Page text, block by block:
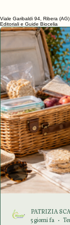
RIBERA – Biocelia
SICILIA
Viale Garibaldi 94, Ribera (AG)
Editoriali e Guide Biocelia